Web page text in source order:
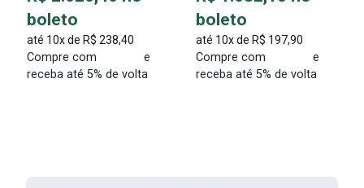
boleto
até 10x de R$ 238,40
Compre com
e
receba até 5% de volta
boleto
até 10x de R$ 197,90
Compre com
e
receba até 5% de volta